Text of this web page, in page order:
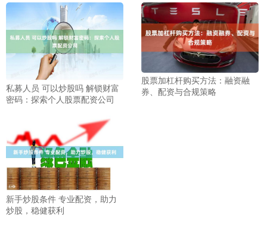
私募人员 可以炒股吗 解锁财富
密码：探索个人股票配资公司
股票加杠杆购买方法：融资融
券、配资与合规策略
新手炒股条件 专业配资，助力
炒股，稳健获利